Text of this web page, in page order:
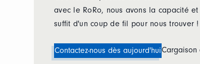
avec le RoRo, nous avons la capacité
suffit d'un coup de fil pour nous trouver !
Contactez-nous dès aujourd'huiCargaison